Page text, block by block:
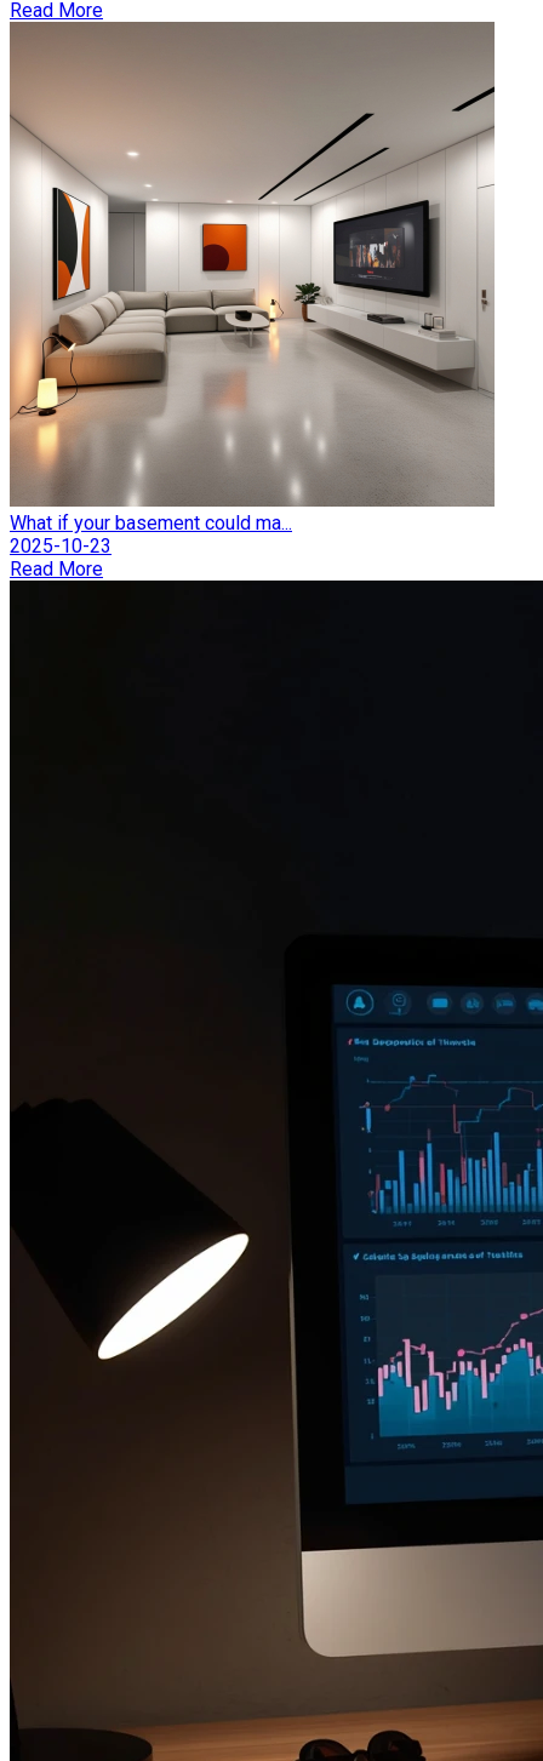
Read More
What if your basement could ma...
2025-10-23
Read More